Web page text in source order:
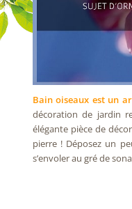
Bain oiseaux est un
décoration de jardin
élégante pièce de
pierre ! Déposez un
s’envoler au gré de